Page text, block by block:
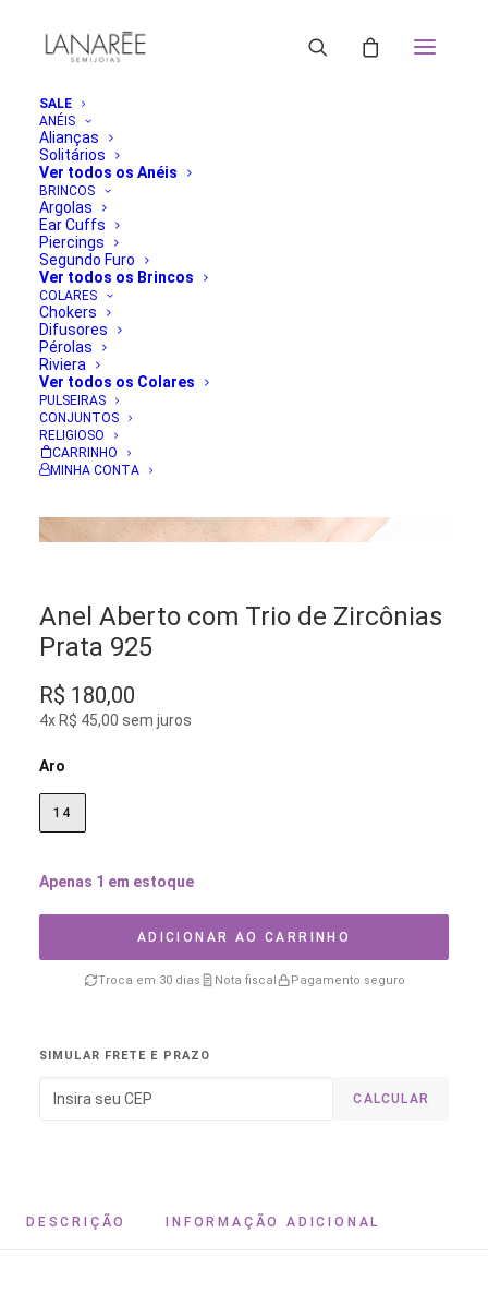
SALE
ANÉIS
Alianças
Solitários
Ver todos os Anéis
BRINCOS
Argolas
Ear Cuffs
Piercings
Segundo Furo
Ver todos os Brincos
COLARES
Chokers
Difusores
Pérolas
Riviera
Ver todos os Colares
PULSEIRAS
CONJUNTOS
RELIGIOSO
CARRINHO
MINHA CONTA
Anel Aberto com Trio de Zircônias
Prata 925
R$ 180,00
4x R$ 45,00 sem juros
Aro
14
Apenas 1 em estoque
ADICIONAR AO CARRINHO
Troca em 30 dias Nota fiscal Pagamento seguro
SIMULAR FRETE E PRAZO
CALCULAR
DESCRIÇÃO INFORMAÇÃO ADICIONAL